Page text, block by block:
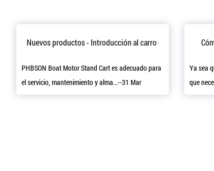
Nuevos productos - Introducción al carro de soporte de
PHBSON Boat Motor Stand Cart es adecuado para
el servicio, mantenimiento y alma...--31 Mar
Ya sea
que